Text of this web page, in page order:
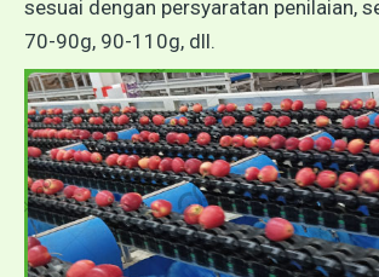
sesuai dengan persyaratan penilaian,
70-90g, 90-110g, dll.